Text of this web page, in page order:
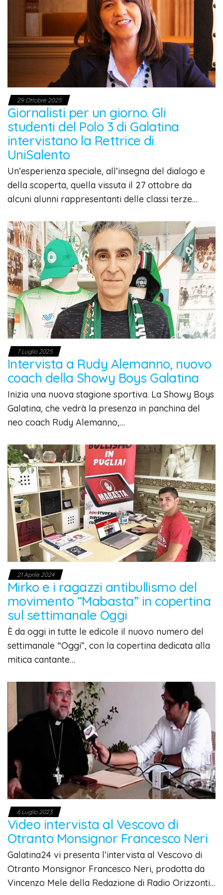
29 Ottobre 2025
Giornalisti per un giorno. Gli
studenti del Polo 3 di Galatina
intervistano la Rettrice di
UniSalento
Un’esperienza speciale, all’insegna del dialogo e
della scoperta, quella vissuta il 27 ottobre da
alcuni alunni rappresentanti delle classi terze…
7 Luglio 2025
Intervista a Rudy Alemanno, nuovo
coach della Showy Boys Galatina
Inizia una nuova stagione sportiva. La Showy Boys
Galatina, che vedrà la presenza in panchina del
neo coach Rudy Alemanno,…
21 Aprile 2024
Mirko e i ragazzi antibullismo del
movimento “Mabasta” in copertina
sul settimanale Oggi
È da oggi in tutte le edicole il nuovo numero del
settimanale “Oggi”, con la copertina dedicata alla
mitica cantante…
6 Luglio 2023
Video intervista al Vescovo di
Otranto Monsignor Francesco Neri
Galatina24 vi presenta l’intervista al Vescovo di
Otranto Monsignor Francesco Neri, prodotta da
Vincenzo Mele della Redazione di Radio Orizzonti…